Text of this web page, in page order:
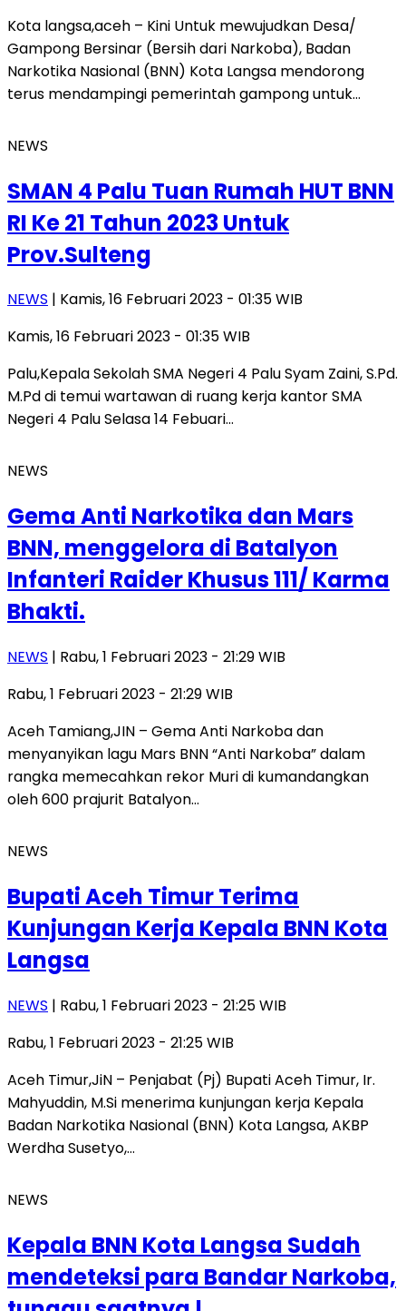
Kota langsa,aceh – Kini Untuk mewujudkan Desa/
Gampong Bersinar (Bersih dari Narkoba), Badan
Narkotika Nasional (BNN) Kota Langsa mendorong
terus mendampingi pemerintah gampong untuk…
NEWS
SMAN 4 Palu Tuan Rumah HUT BNN
RI Ke 21 Tahun 2023 Untuk
Prov.Sulteng
NEWS | Kamis, 16 Februari 2023 - 01:35 WIB
Kamis, 16 Februari 2023 - 01:35 WIB
Palu,Kepala Sekolah SMA Negeri 4 Palu Syam Zaini, S.Pd.
M.Pd di temui wartawan di ruang kerja kantor SMA
Negeri 4 Palu Selasa 14 Febuari…
NEWS
Gema Anti Narkotika dan Mars
BNN, menggelora di Batalyon
Infanteri Raider Khusus 111/ Karma
Bhakti.
NEWS | Rabu, 1 Februari 2023 - 21:29 WIB
Rabu, 1 Februari 2023 - 21:29 WIB
Aceh Tamiang,JIN – Gema Anti Narkoba dan
menyanyikan lagu Mars BNN “Anti Narkoba” dalam
rangka memecahkan rekor Muri di kumandangkan
oleh 600 prajurit Batalyon…
NEWS
Bupati Aceh Timur Terima
Kunjungan Kerja Kepala BNN Kota
Langsa
NEWS | Rabu, 1 Februari 2023 - 21:25 WIB
Rabu, 1 Februari 2023 - 21:25 WIB
Aceh Timur,JiN – Penjabat (Pj) Bupati Aceh Timur, Ir.
Mahyuddin, M.Si menerima kunjungan kerja Kepala
Badan Narkotika Nasional (BNN) Kota Langsa, AKBP
Werdha Susetyo,…
NEWS
Kepala BNN Kota Langsa Sudah
mendeteksi para Bandar Narkoba,